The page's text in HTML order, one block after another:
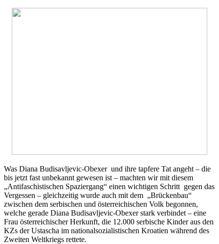
Was Diana Budisavljevic-Obexer und ihre tapfere Tat angeht – die
bis jetzt fast unbekannt gewesen ist – machten wir mit diesem
„Antifaschistischen Spaziergang“ einen wichtigen Schritt gegen das
Vergessen – gleichzeitig wurde auch mit dem „Brückenbau“
zwischen dem serbischen und österreichischen Volk begonnen,
welche gerade Diana Budisavljevic-Obexer stark verbindet – eine
Frau österreichischer Herkunft, die 12.000 serbische Kinder aus den
KZs der Ustascha im nationalsozialistischen Kroatien während des
Zweiten Weltkriegs rettete.